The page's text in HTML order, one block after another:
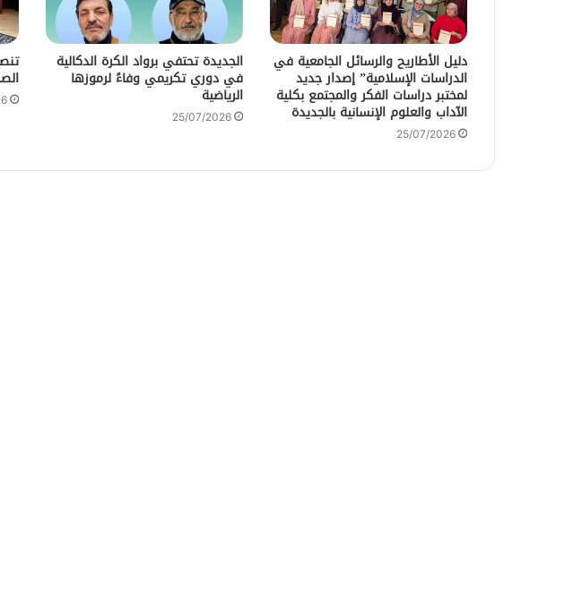
دليل الأطاريح والرسائل الجامعية في
الدراسات الإسلامية” إصدار جديد
لمختبر دراسات الفكر والمجتمع بكلية
الآداب والعلوم الإنسانية بالجديدة
25/07/2026
الجديدة تحتفي برواد الكرة الدكالية
في دوري تكريمي وفاءً لرموزها
الرياضية
25/07/2026